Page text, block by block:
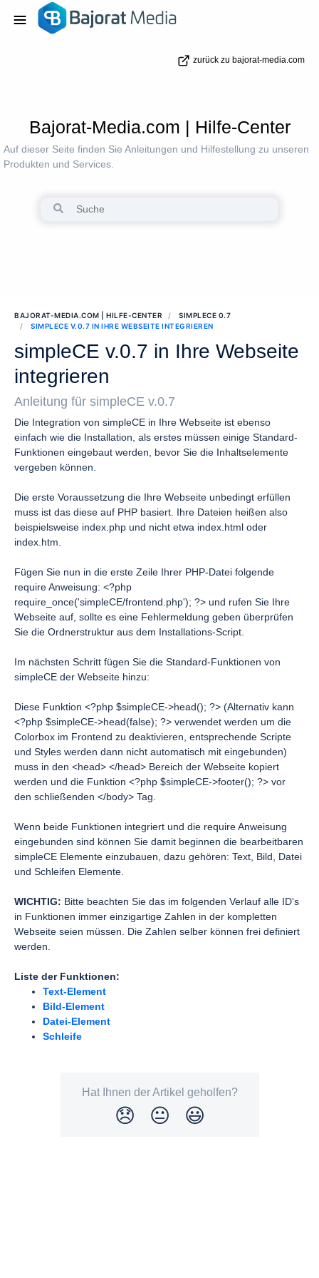
zurück zu bajorat-media.com
Bajorat-Media.com | Hilfe-Center
Auf dieser Seite finden Sie Anleitungen und Hilfestellung zu unseren
Produkten und Services.
BAJORAT-MEDIA.COM | HILFE-CENTER
SIMPLECE 0.7
SIMPLECE V.0.7 IN IHRE WEBSEITE INTEGRIEREN
simpleCE v.0.7 in Ihre Webseite
integrieren
Anleitung für simpleCE v.0.7
Die Integration von simpleCE in Ihre Webseite ist ebenso
einfach wie die Installation, als erstes müssen einige Standard-
Funktionen eingebaut werden, bevor Sie die Inhaltselemente
vergeben können.
Die erste Voraussetzung die Ihre Webseite unbedingt erfüllen
muss ist das diese auf PHP basiert. Ihre Dateien heißen also
beispielsweise index.php und nicht etwa index.html oder
index.htm.
Fügen Sie nun in die erste Zeile Ihrer PHP-Datei folgende
require Anweisung: <?php
require_once('simpleCE/frontend.php'); ?> und rufen Sie Ihre
Webseite auf, sollte es eine Fehlermeldung geben überprüfen
Sie die Ordnerstruktur aus dem Installations-Script.
Im nächsten Schritt fügen Sie die Standard-Funktionen von
simpleCE der Webseite hinzu:
Diese Funktion <?php $simpleCE->head(); ?> (Alternativ kann
<?php $simpleCE->head(false); ?> verwendet werden um die
Colorbox im Frontend zu deaktivieren, entsprechende Scripte
und Styles werden dann nicht automatisch mit eingebunden)
muss in den <head> </head> Bereich der Webseite kopiert
werden und die Funktion <?php $simpleCE->footer(); ?> vor
den schließenden </body> Tag.
Wenn beide Funktionen integriert und die require Anweisung
eingebunden sind können Sie damit beginnen die bearbeitbaren
simpleCE Elemente einzubauen, dazu gehören: Text, Bild, Datei
und Schleifen Elemente.
WICHTIG: Bitte beachten Sie das im folgenden Verlauf alle ID's
in Funktionen immer einzigartige Zahlen in der kompletten
Webseite seien müssen. Die Zahlen selber können frei definiert
werden.
Liste der Funktionen:
Text-Element
Bild-Element
Datei-Element
Schleife
Hat Ihnen der Artikel geholfen?
😞 😐 😃